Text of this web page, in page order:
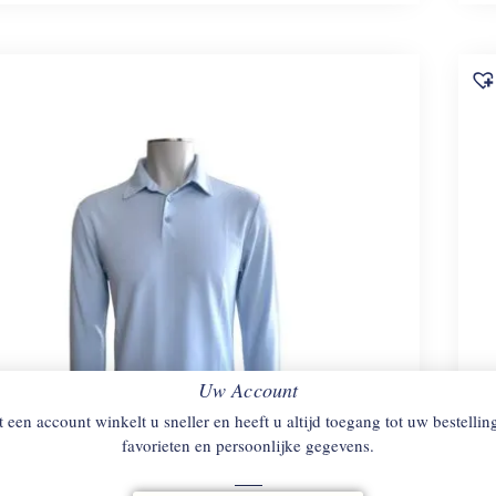
Uw Account
een account winkelt u sneller en heeft u altijd toegang tot uw
favorieten en persoonlijke gegevens.